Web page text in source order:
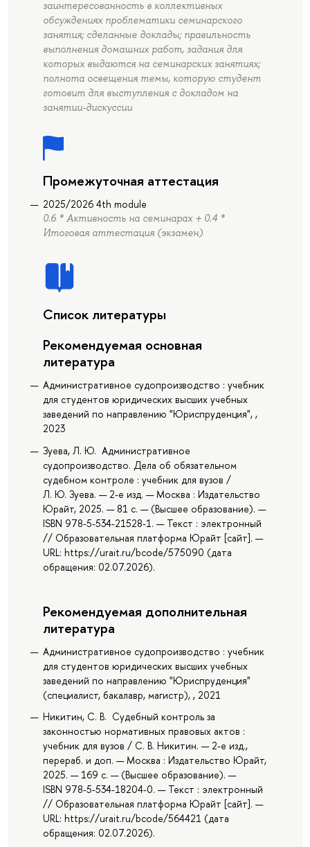
заинтересованность в коллективных
обсуждениях проблематики семинарского
занятия; сделанные доклады; правильность
выполнения домашних работ, задания для
которых выдаются на семинарских занятиях;
полнота освещения темы, которую студент
готовит для выступления с докладом на
занятии-дискуссии
Промежуточная аттестация
2025/2026 4th module
0.6 * Активность на семинарах + 0.4 *
Итоговая аттестация (экзамен)
Список литературы
Рекомендуемая основная
литература
Административное судопроизводство : учебник
для студентов юридических высших учебных
заведений по направлению "Юриспруденция", ,
2023
Зуева, Л. Ю. Административное
судопроизводство. Дела об обязательном
судебном контроле : учебник для вузов /
Л. Ю. Зуева. — 2-е изд. — Москва : Издательство
Юрайт, 2025. — 81 с. — (Высшее образование). —
ISBN 978-5-534-21528-1. — Текст : электронный
// Образовательная платформа Юрайт [сайт]. —
URL: https://urait.ru/bcode/575090 (дата
обращения: 02.07.2026).
Рекомендуемая дополнительная
литература
Административное судопроизводство : учебник
для студентов юридических высших учебных
заведений по направлению "Юриспруденция"
(специалист, бакалавр, магистр), , 2021
Никитин, С. В. Судебный контроль за
законностью нормативных правовых актов :
учебник для вузов / С. В. Никитин. — 2-е изд.,
перераб. и доп. — Москва : Издательство Юрайт,
2025. — 169 с. — (Высшее образование). —
ISBN 978-5-534-18204-0. — Текст : электронный
// Образовательная платформа Юрайт [сайт]. —
URL: https://urait.ru/bcode/564421 (дата
обращения: 02.07.2026).